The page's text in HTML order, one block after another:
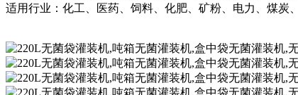
适用行业：化工、医药、饲料、化肥、矿粉、电力、煤炭